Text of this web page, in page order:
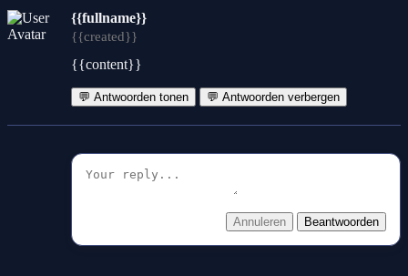
{{fullname}}
{{created}}
{{content}}
💬 Antwoorden tonen 💬 Antwoorden verbergen
Annuleren Beantwoorden